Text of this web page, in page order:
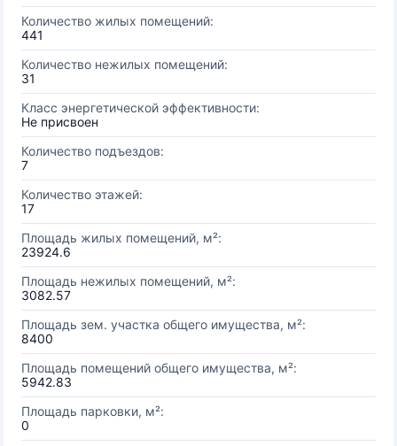
Количество жилых помещений:
441
Количество нежилых помещений:
31
Класс энергетической эффективности:
Не присвоен
Количество подъездов:
7
Количество этажей:
17
Площадь жилых помещений, м²:
23924.6
Площадь нежилых помещений, м²:
3082.57
Площадь зем. участка общего имущества, м²:
8400
Площадь помещений общего имущества, м²:
5942.83
Площадь парковки, м²:
0